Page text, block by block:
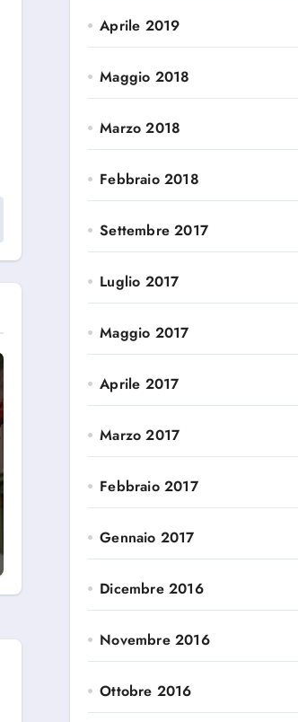
Aprile 2019
Maggio 2018
Marzo 2018
Febbraio 2018
Settembre 2017
Luglio 2017
Maggio 2017
Aprile 2017
Marzo 2017
Febbraio 2017
Gennaio 2017
Dicembre 2016
Novembre 2016
Ottobre 2016